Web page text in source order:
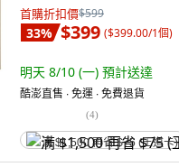
首購折扣價$599
33% $399 ($399.00/1個)
明天 8/10 (一) 預計送達
酷澎直售 ∙ 免運 ∙ 免費退貨
(4)
满 $1,500 再省 $75 (王道卡)